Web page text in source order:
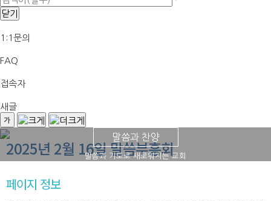
닫기
1:1문의
FAQ
접속자
새글
말씀과 찬양
말씀과 기도로 새로워지는 교회
2025년 2월 16일 말씀부흥회
페이지 정보